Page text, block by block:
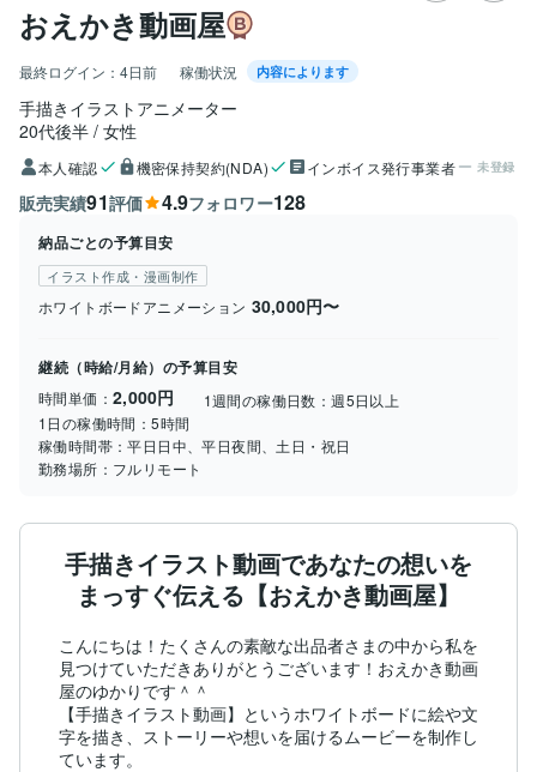
おえかき動画屋
最終ログイン： 4日前 稼働状況 内容によります
手描きイラストアニメーター
20代後半 女性
本人確認 機密保持契約(NDA) インボイス発行事業者 未登録
販売実績91評価 4.9フォロワー128
納品ごとの予算目安
イラスト作成・漫画制作
ホワイトボードアニメーション 30,000円〜
継続（時給/月給）の予算目安
時間単価： 2,000円 1週間の稼働日数：週5日以上
1日の稼働時間：5時間
稼働時間帯：平日日中、平日夜間、土日・祝日
勤務場所： フルリモート
手描きイラスト動画であなたの想いを
まっすぐ伝える【おえかき動画屋】
こんにちは！たくさんの素敵な出品者さまの中から私を
見つけていただきありがとうございます！おえかき動画
屋のゆかりです＾＾
【手描きイラスト動画】というホワイトボードに絵や文
字を描き、ストーリーや想いを届けるムービーを制作し
ています。